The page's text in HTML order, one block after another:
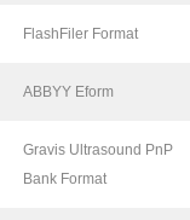
FlashFiler Format
ABBYY Eform
Gravis Ultrasound PnP
Bank Format